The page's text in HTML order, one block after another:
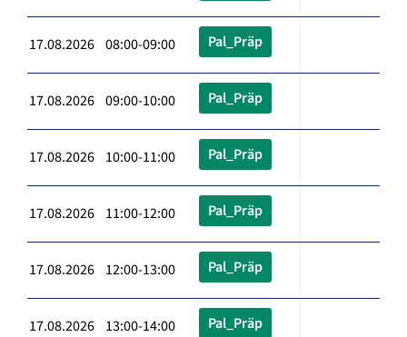
17.08.2026 08:00-09:00 Pal_Präp
17.08.2026 09:00-10:00 Pal_Präp
17.08.2026 10:00-11:00 Pal_Präp
17.08.2026 11:00-12:00 Pal_Präp
17.08.2026 12:00-13:00 Pal_Präp
17.08.2026 13:00-14:00 Pal_Präp